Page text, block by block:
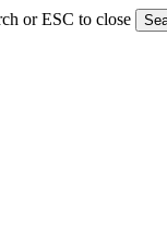
or ESC to close